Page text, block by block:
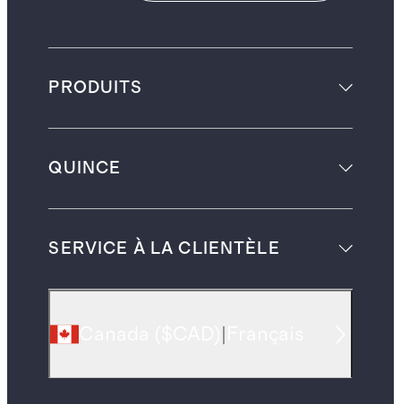
PRODUITS
QUINCE
SERVICE À LA CLIENTÈLE